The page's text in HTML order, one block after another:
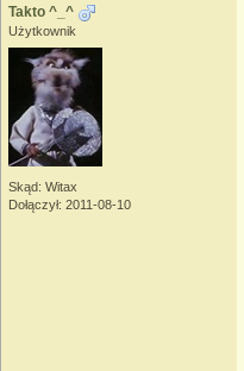
Takto ^_^
Użytkownik
Skąd: Witax
Dołączył: 2011-08-10